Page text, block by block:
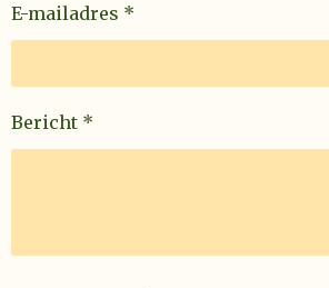
E-mailadres *
Bericht *